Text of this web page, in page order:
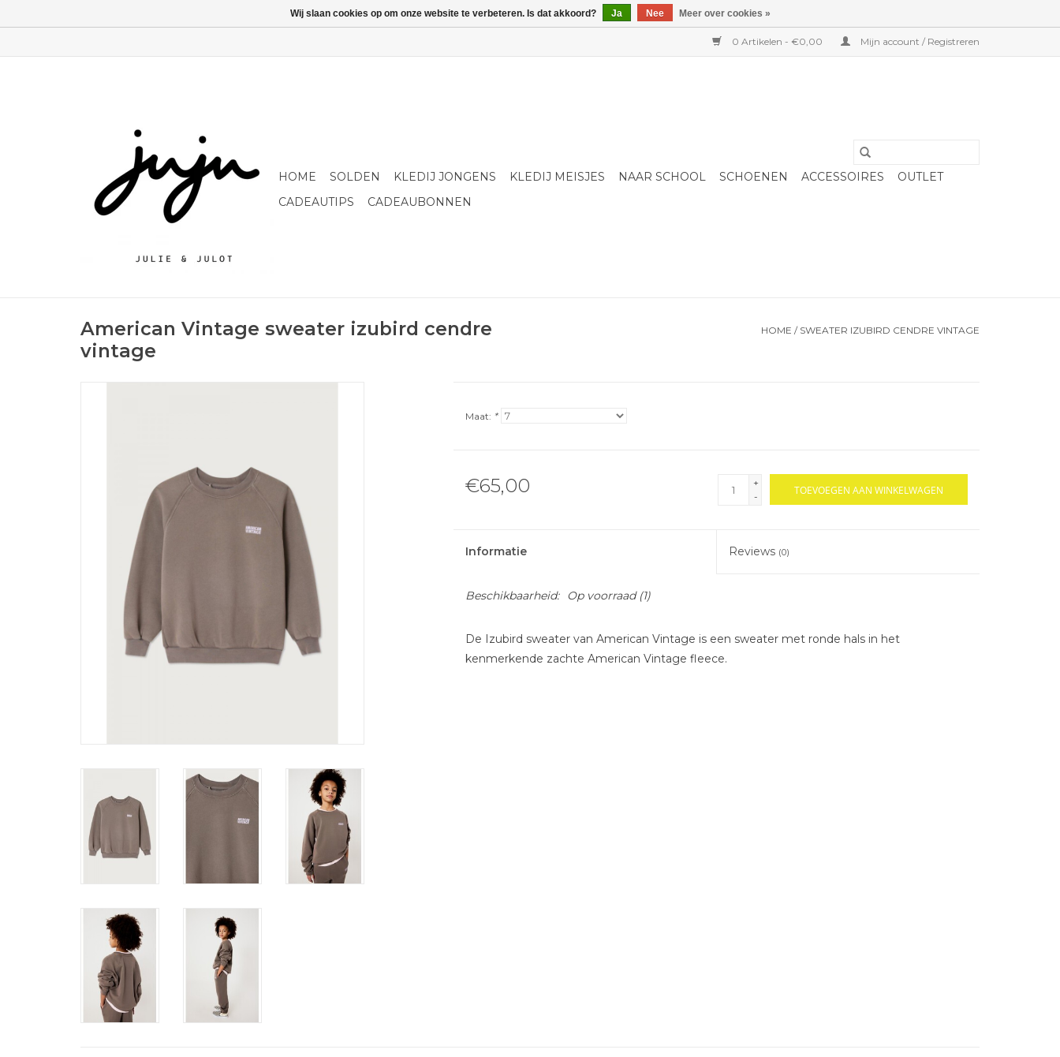
0 Artikelen - €0,00 Mijn account / Registreren
HOME SOLDEN KLEDIJ JONGENS KLEDIJ MEISJES NAAR SCHOOL SCHOENEN ACCESSOIRES
OUTLET
CADEAUTIPS
CADEAUBONNEN
American Vintage sweater izubird cendre
vintage
HOME / SWEATER IZUBIRD CENDRE VINTAGE
Maat: *
€65,00
+
-
TOEVOEGEN AAN WINKELWAGEN
Informatie Reviews (0)
Beschikbaarheid: Op voorraad(1)
De Izubird sweater van American Vintage is een sweater met ronde hals in het
kenmerkende zachte American Vintage fleece.
Wij slaan cookies op om onze website te verbeteren. Is dat akkoord? Ja Nee Meer over cookies »